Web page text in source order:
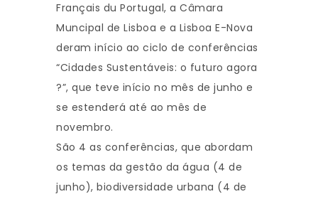
Français du Portugal, a Câmara
Muncipal de Lisboa e a Lisboa E-Nova
deram início ao ciclo de conferências
“Cidades Sustentáveis: o futuro agora
?”, que teve início no mês de junho e
se estenderá até ao mês de
novembro.
São 4 as conferências, que abordam
os temas da gestão da água (4 de
junho), biodiversidade urbana (4 de